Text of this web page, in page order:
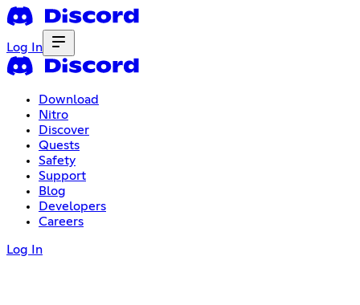
Log In
Download
Nitro
Discover
Quests
Safety
Support
Blog
Developers
Careers
Log In